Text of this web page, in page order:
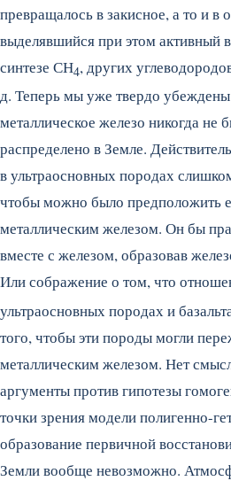
превращалось в закисное, а то и в
выделявшийся при этом активный
синтезе СН4, других
д. Теперь мы уже твердо
металлическое железо никогда не
распределено в Земле.
в ультраосновных породах
чтобы можно было предположить
металлическим железом. Он бы
вместе с железом, образовав
Или сображение о том, что
ультраосновных породах и
того, чтобы эти породы могли
металлическим железом. Нет
аргументы против гипотезы
точки зрения модели полигенно-
образование первичной
Земли вообще невозможно.